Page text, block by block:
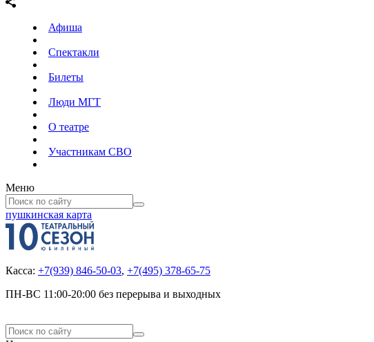
Афиша
Спектакли
Билеты
Люди МГТ
О театре
Участникам СВО
Меню
пушкинская карта
Касса: +7(939) 846-50-03, +7(495) 378-65-75
ПН-ВС 11:00-20:00 без перерыва и выходных